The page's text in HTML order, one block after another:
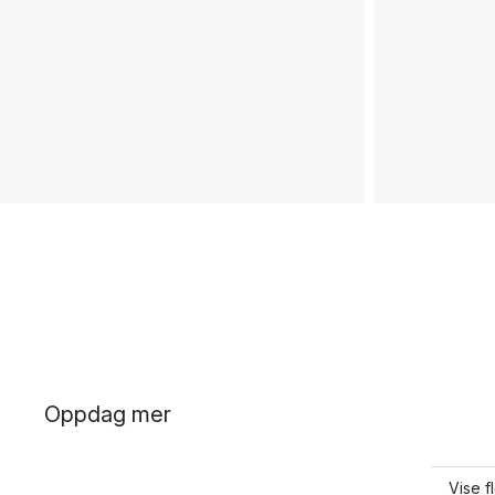
Oppdag mer
Vise